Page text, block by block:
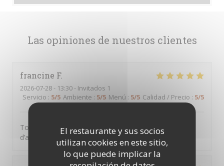
El restaurante y sus socios
utilizan cookies en este sitio,
lo que puede implicar la
Las opiniones de nuestros clientes
francine F
2026-07-28- 13:30 - Invitados 1
Servicio : 5/5 Ambiente : 5/5 Menú : 5/5 Calidad / Precio : 5/5
Tout était parfait comme d’habitude, c’est une chance
d’avoir CME à clichy sous bois